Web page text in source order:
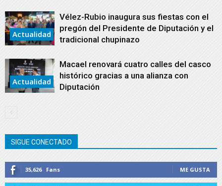
Actualidad
Vélez-Rubio inaugura sus fiestas con el
pregón del Presidente de Diputación y el
tradicional chupinazo
Actualidad
Macael renovará cuatro calles del casco
histórico gracias a una alianza con
Diputación
SIGUE CONECTADO
35,626 Fans ME GUSTA